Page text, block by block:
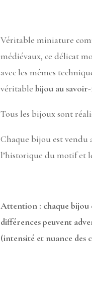
Véritable miniature
médiévaux, ce délicat
avec les mêmes
véritablebijou au
Tous les bijoux sont
Chaque bijou est vendu
l’historique du motif et
Attention : chaque bijou
différences peuvent
(intensité et nuance des